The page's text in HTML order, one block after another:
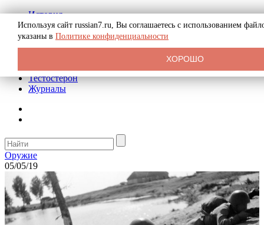
История
Биография
Криминал
Реклама на сайте
Тестостерон
Журналы
Оружие
05/05/19
Используя сайт russian7.ru, Вы соглашаетесь с использованием
указаны в Политике конфиденциальности
ХОРОШО